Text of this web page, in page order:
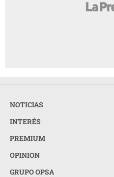
NOTICIAS
INTERÉS
PREMIUM
OPINION
GRUPO OPSA